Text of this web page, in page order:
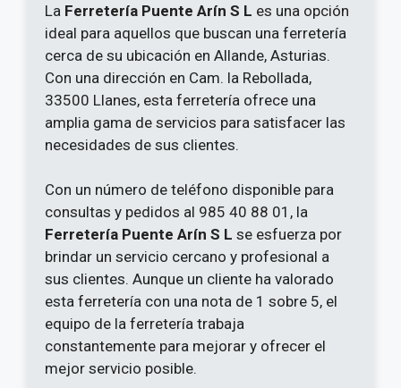
La Ferretería Puente Arín S L es una opción
ideal para aquellos que buscan una ferretería
cerca de su ubicación en Allande, Asturias.
Con una dirección en Cam. la Rebollada,
33500 Llanes, esta ferretería ofrece una
amplia gama de servicios para satisfacer las
necesidades de sus clientes.
Con un número de teléfono disponible para
consultas y pedidos al 985 40 88 01, la
Ferretería Puente Arín S L se esfuerza por
brindar un servicio cercano y profesional a
sus clientes. Aunque un cliente ha valorado
esta ferretería con una nota de 1 sobre 5, el
equipo de la ferretería trabaja
constantemente para mejorar y ofrecer el
mejor servicio posible.